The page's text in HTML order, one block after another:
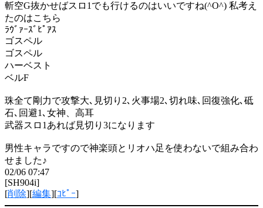
斬空G抜かせばスロ1でも行けるのはいいですね(^O^) 私考え
たのはこちら
ﾗｳﾞｧｰｽﾞﾋﾟｱｽ
ゴスペル
ゴスペル
ハーベスト
ベルF
珠全て剛力で攻撃大､見切り2､火事場2､切れ味､回復強化､砥
石､回避1､女神、高耳
武器スロ1あれば見切り3になります
男性キャラですので神楽頭とリオハ足を使わないで組み合わ
せました♪
02/06 07:47
[SH904i]
[削除][編集][ｺﾋﾟｰ]